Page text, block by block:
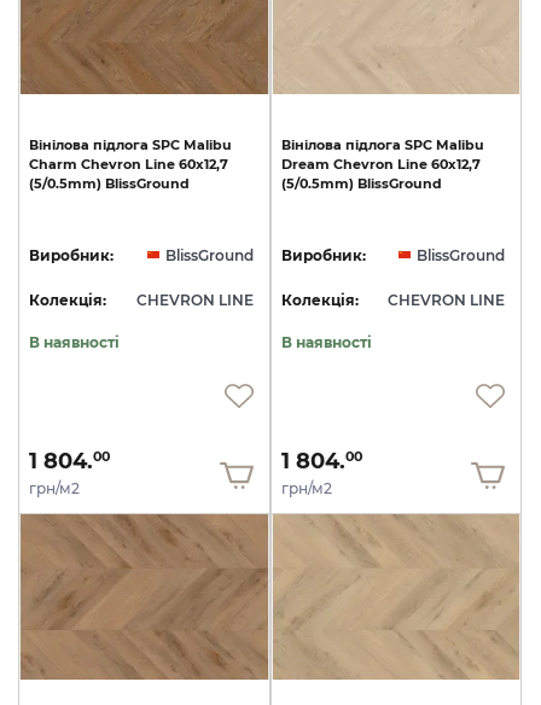
Вінілова підлога SPC Malibu
Charm Chevron Line 60x12,7
(5/0.5mm) BlissGround
Виробник: BlissGround
Колекція: CHEVRON LINE
В наявності
1 804.00
грн/м2
Вінілова підлога SPC Malibu
Dream Chevron Line 60x12,7
(5/0.5mm) BlissGround
Виробник: BlissGround
Колекція: CHEVRON LINE
В наявності
1 804.00
грн/м2